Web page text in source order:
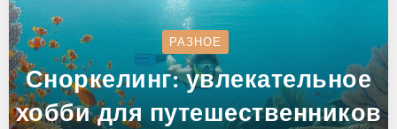
РАЗНОЕ
Сноркелинг: увлекательное
хобби для путешественников